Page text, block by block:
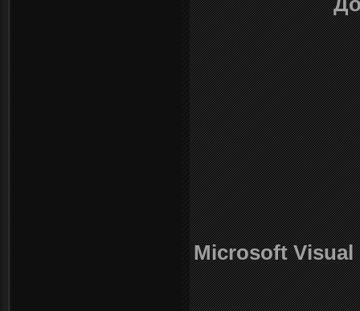
Microsoft Visual